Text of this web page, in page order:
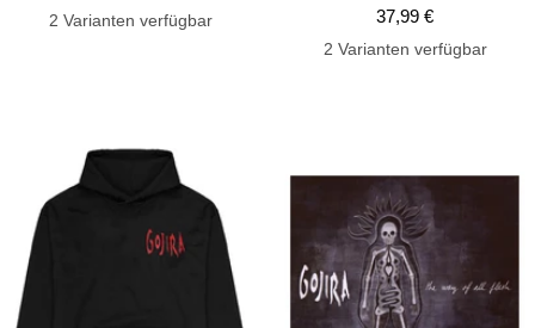
2 Varianten verfügbar
Angebotspreis
37,99 €
2 Varianten verfügbar